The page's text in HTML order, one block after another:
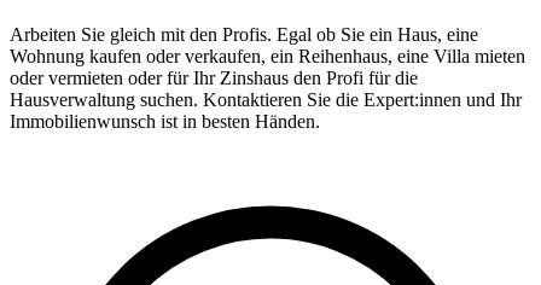
Arbeiten Sie gleich mit den Profis. Egal ob Sie ein Haus, eine
Wohnung kaufen oder verkaufen, ein Reihenhaus, eine Villa mieten
oder vermieten oder für Ihr Zinshaus den Profi für die
Hausverwaltung suchen. Kontaktieren Sie die Expert:innen und Ihr
Immobilienwunsch ist in besten Händen.